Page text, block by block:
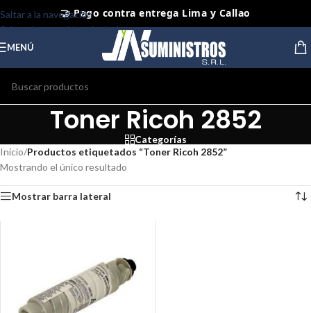
Saltar a la navegación
Saltar al contenido principal
🤝 Pago contra entrega Lima y Callao
⭐ Productos Originales y Nuevos
MENÚ
Toner Ricoh 2852
Categorías
Inicio/Productos etiquetados “Toner Ricoh 2852”
Mostrando el único resultado
Mostrar barra lateral